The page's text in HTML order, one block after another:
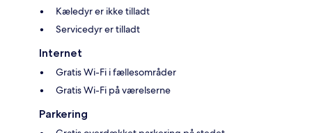
Kæledyr er ikke tilladt
Servicedyr er tilladt
Internet
Gratis Wi-Fi i fællesområder
Gratis Wi-Fi på værelserne
Parkering